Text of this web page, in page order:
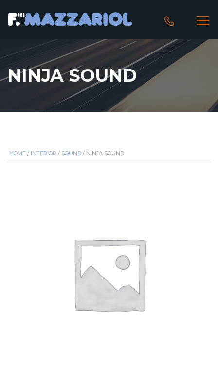
NINJA SOUND
HOME / INTERIOR / SOUND / NINJA SOUND